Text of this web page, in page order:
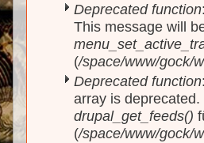
Deprecated function
This message will
(/space/www/gock/
Deprecated function
array is
drupal_get_feeds()
(/space/www/gock/